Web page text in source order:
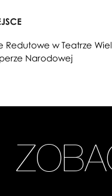
Redutowe w Teatrze
Narodowej